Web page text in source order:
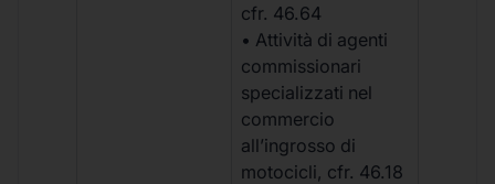
cfr. 46.64
• Attività di agenti
commissionari
specializzati nel
commercio
all’ingrosso di
motocicli, cfr. 46.18